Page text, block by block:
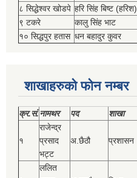
८ सिद्धेश्‍वर खोडपे हरि सिंह बिष्‍ट (हरिश)
९ टकरे
कालु सिंह भाट
१० सिद्धपुर हतास धन बहादुर कुवर
शाखाहरुको फोन नम्बर
क्र.सं.नामथर पद शाखा
१
राजेन्द्र
प्रसाद
भट्ट
अ.छैठौ प्रशासन
ललित